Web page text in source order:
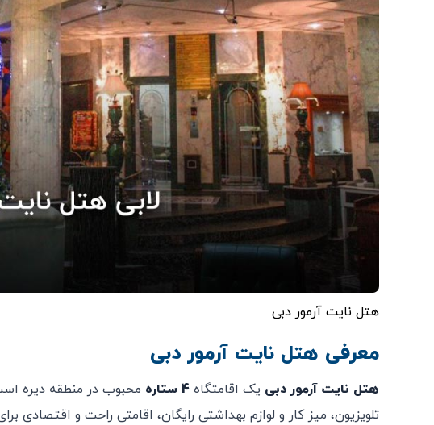
هتل نایت آرمور دبی
معرفی هتل نایت آرمور دبی
هتل نایت آرمور دبی یک اقامتگاه
محبوب در منطقه دیره
تلویزیون، میز کار و لوازم بهداشتی رایگان، اقامتی راحت و اقتصادی